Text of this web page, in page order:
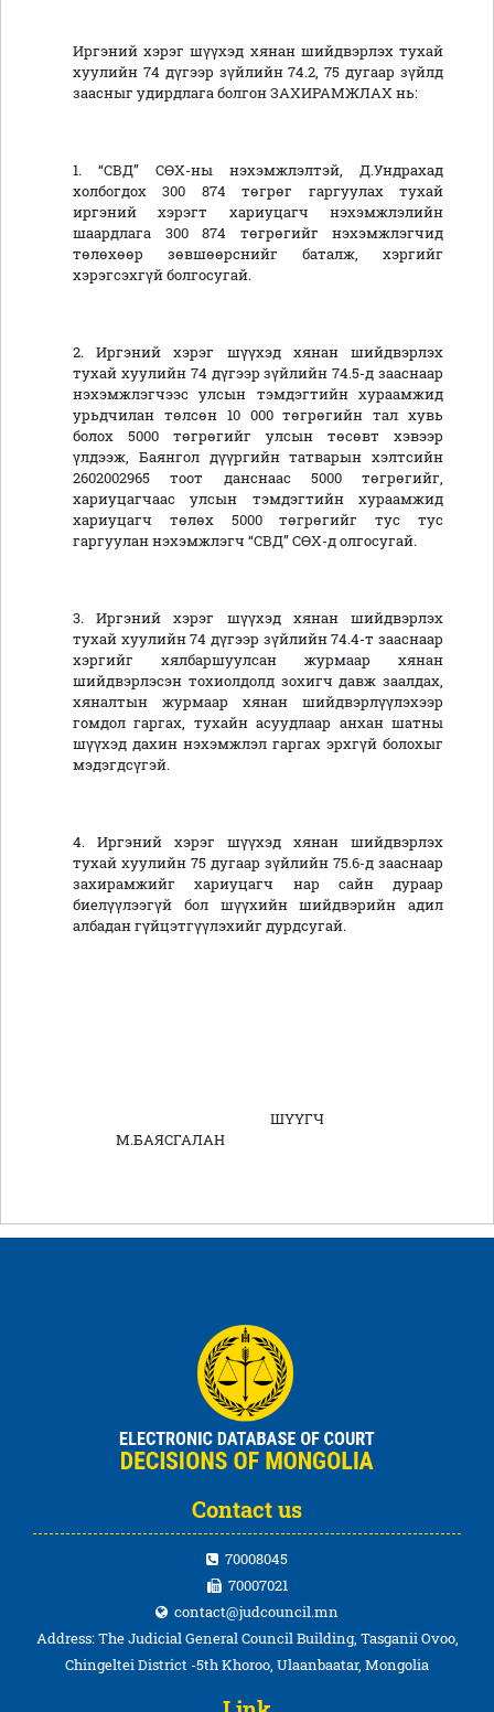
Иргэний хэрэг шүүхэд хянан шийдвэрлэх тухай
хуулийн 74 дүгээр зүйлийн 74.2, 75 дугаар зүйлд
заасныг удирдлага болгон ЗАХИРАМЖЛАХ нь:
1. “СВД” СӨХ-ны нэхэмжлэлтэй, Д.Ундрахад
холбогдох 300 874 төгрөг гаргуулах тухай
иргэний хэрэгт хариуцагч нэхэмжлэлийн
шаардлага 300 874 төгрөгийг нэхэмжлэгчид
төлөхөөр зөвшөөрснийг баталж, хэргийг
хэрэгсэхгүй болгосугай.
2. Иргэний хэрэг шүүхэд хянан шийдвэрлэх
тухай хуулийн 74 дүгээр зүйлийн 74.5-д зааснаар
нэхэмжлэгчээс улсын тэмдэгтийн хураамжид
урьдчилан төлсөн 10 000 төгрөгийн тал хувь
болох 5000 төгрөгийг улсын төсөвт хэвээр
үлдээж, Баянгол дүүргийн татварын хэлтсийн
2602002965 тоот данснаас 5000 төгрөгийг,
хариуцагчаас улсын тэмдэгтийн хураамжид
хариуцагч төлөх 5000 төгрөгийг тус тус
гаргуулан нэхэмжлэгч “СВД” СӨХ-д олгосугай.
3. Иргэний хэрэг шүүхэд хянан шийдвэрлэх
тухай хуулийн 74 дүгээр зүйлийн 74.4-т зааснаар
хэргийг хялбаршуулсан журмаар хянан
шийдвэрлэсэн тохиолдолд зохигч давж заалдах,
хяналтын журмаар хянан шийдвэрлүүлэхээр
гомдол гаргах, тухайн асуудлаар анхан шатны
шүүхэд дахин нэхэмжлэл гаргах эрхгүй болохыг
мэдэгдсүгэй.
4. Иргэний хэрэг шүүхэд хянан шийдвэрлэх
тухай хуулийн 75 дугаар зүйлийн 75.6-д зааснаар
захирамжийг хариуцагч нар сайн дураар
биелүүлээгүй бол шүүхийн шийдвэрийн адил
албадан гүйцэтгүүлэхийг дурдсугай.
ШҮҮГЧ
М.БАЯСГАЛАН
Contact us
70008045
70007021
contact@judcouncil.mn
Address: The Judicial General Council Building, Tasganii Ovoo,
Chingeltei District -5th Khoroo, Ulaanbaatar, Mongolia